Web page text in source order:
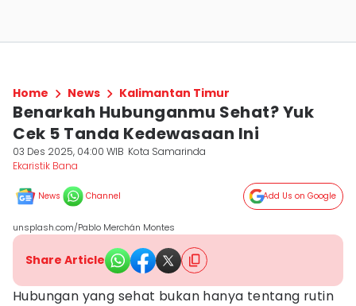
Home News Kalimantan Timur
Benarkah Hubunganmu Sehat? Yuk
Cek 5 Tanda Kedewasaan Ini
03 Des 2025, 04:00 WIB Kota Samarinda
Ekaristik Bana
News Channel Add Us on Google
unsplash.com/Pablo Merchán Montes
Share Article
Hubungan yang sehat bukan hanya tentang rutin